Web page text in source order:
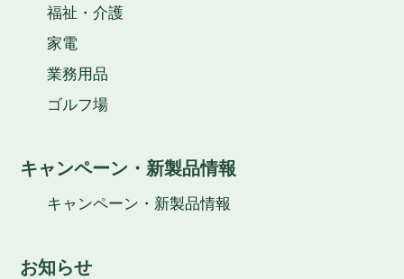
福祉・介護
家電
業務用品
ゴルフ場
キャンペーン・新製品情報
キャンペーン・新製品情報
お知らせ